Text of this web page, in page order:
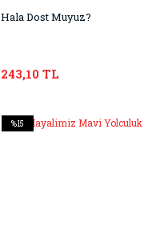
Hala Dost Muyuz?
243,10 TL
%15